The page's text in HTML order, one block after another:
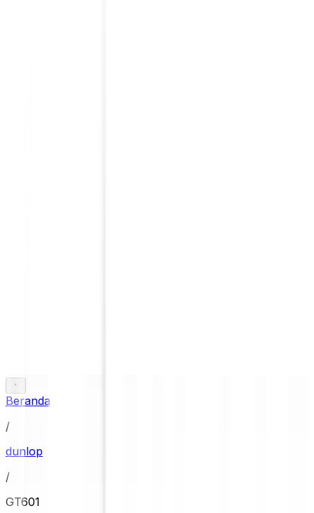
Beranda
/
dunlop
/
GT601